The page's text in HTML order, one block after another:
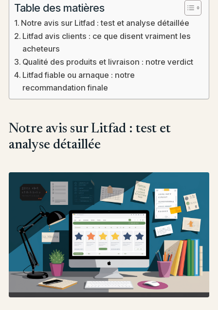
Table des matières
Notre avis sur Litfad : test et analyse détaillée
Litfad avis clients : ce que disent vraiment les
acheteurs
Qualité des produits et livraison : notre verdict
Litfad fiable ou arnaque : notre
recommandation finale
Notre avis sur Litfad : test et
analyse détaillée